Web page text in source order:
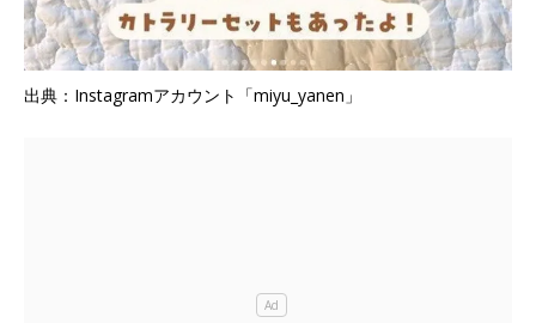
出典：Instagramアカウント「miyu_yanen」